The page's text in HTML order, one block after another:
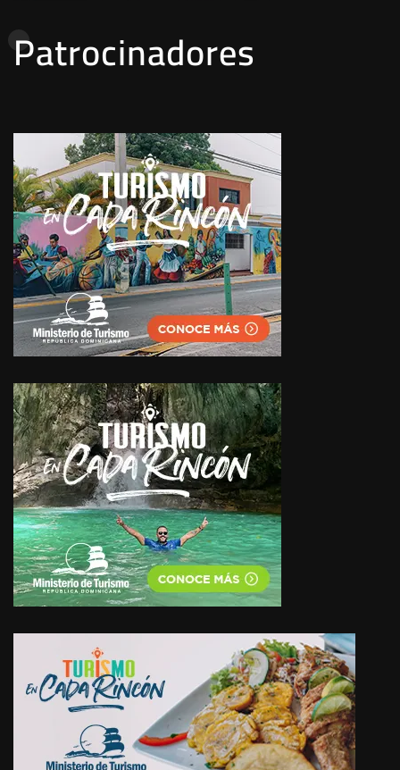
Patrocinadores